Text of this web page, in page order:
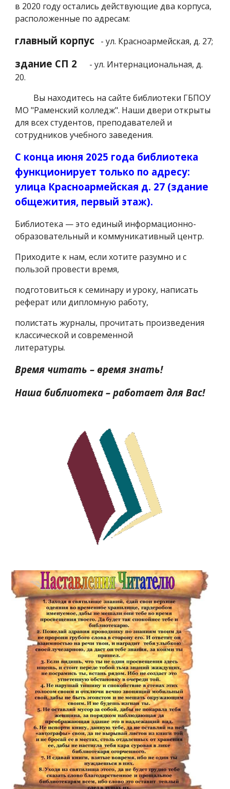
в 2020 году остались действующие два корпуса,
расположенные по адресам:
главный корпус - ул. Красноармейская, д. 27;
здание СП 2
- ул. Интернациональная, д.
20.
Вы находитесь на сайте библиотеки ГБПОУ
МО "Раменский колледж". Наши двери открыты
для всех студентов, преподавателей и
сотрудников учебного заведения.
С конца июня 2025 года библиотека
функционирует только по адресу:
улица Красноармейская д. 27 (здание
общежития, первый этаж).
Библиотека — это единый информационно-
образовательный и коммуникативный центр.
Приходите к нам, если хотите разумно и с
пользой провести время,
подготовиться к семинару и уроку, написать
реферат или дипломную работу,
полистать журналы, прочитать произведения
классической и современной
литературы.
Время читать – время знать!
Наша библиотека – работает для Вас!